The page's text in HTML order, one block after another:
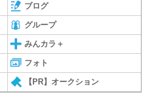
ブログ
グループ
みんカラ＋
フォト
【PR】オークション